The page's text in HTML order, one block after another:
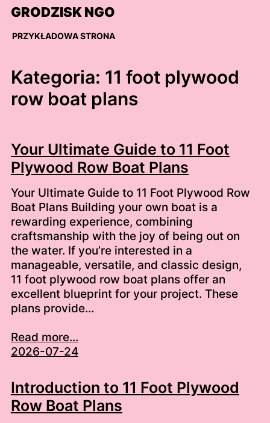
Skip
content
GRODZISK NGO
PRZYKŁADOWA STRONA
Kategoria: 11 foot plywood
row boat plans
Your Ultimate Guide to 11 Foot
Plywood Row Boat Plans
Your Ultimate Guide to 11 Foot Plywood Row
Boat Plans Building your own boat is a
rewarding experience, combining
craftsmanship with the joy of being out on
the water. If you’re interested in a
manageable, versatile, and classic design,
11 foot plywood row boat plans offer an
excellent blueprint for your project. These
plans provide…
Read more...
2026-07-24
Introduction to 11 Foot Plywood
Row Boat Plans